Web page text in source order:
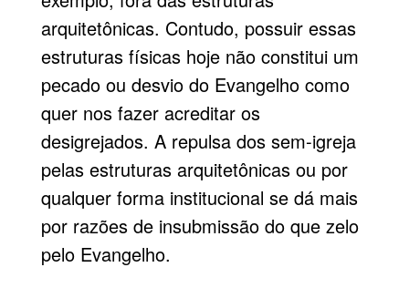
arquitetônicas. Contudo, possuir essas
estruturas físicas hoje não constitui um
pecado ou desvio do Evangelho como
quer nos fazer acreditar os
desigrejados. A repulsa dos sem-igreja
pelas estruturas arquitetônicas ou por
qualquer forma institucional se dá mais
por razões de insubmissão do que zelo
pelo Evangelho.